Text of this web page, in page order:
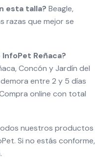
esta talla? Beagle,
razas que mejor se
Reñaca?
Concón y Jardín del
entre 2 y 5 días
online con total
nuestros productos
Si no estás conforme,